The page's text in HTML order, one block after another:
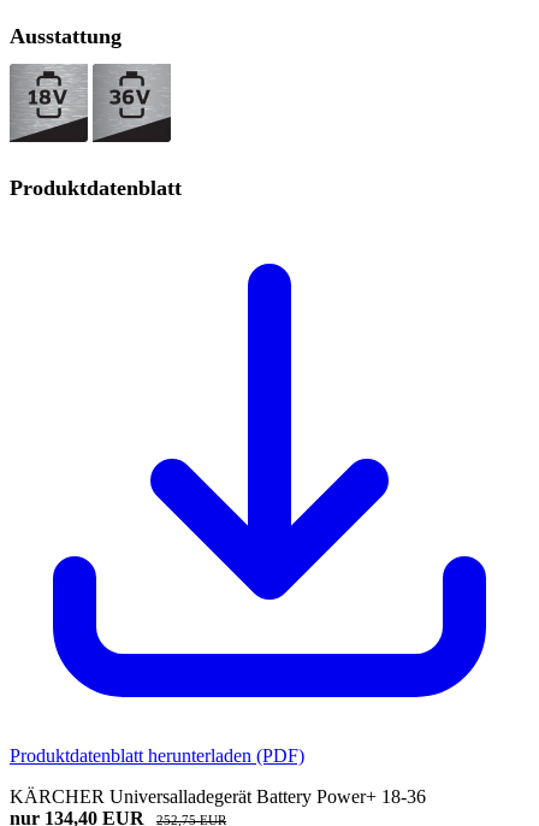
Ausstattung
Produktdatenblatt
Produktdatenblatt herunterladen (PDF)
KÄRCHER Universalladegerät Battery Power+ 18-36
nur 134,40 EUR
252,75 EUR